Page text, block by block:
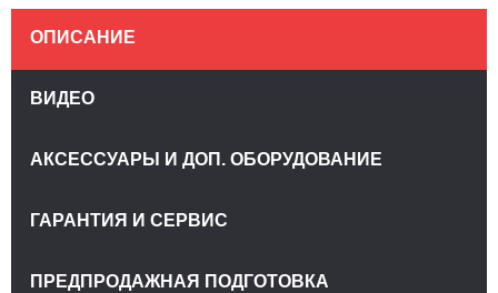
ОПИСАНИЕ
ВИДЕО
АКСЕССУАРЫ И ДОП. ОБОРУДОВАНИЕ
ГАРАНТИЯ И СЕРВИС
ПРЕДПРОДАЖНАЯ ПОДГОТОВКА